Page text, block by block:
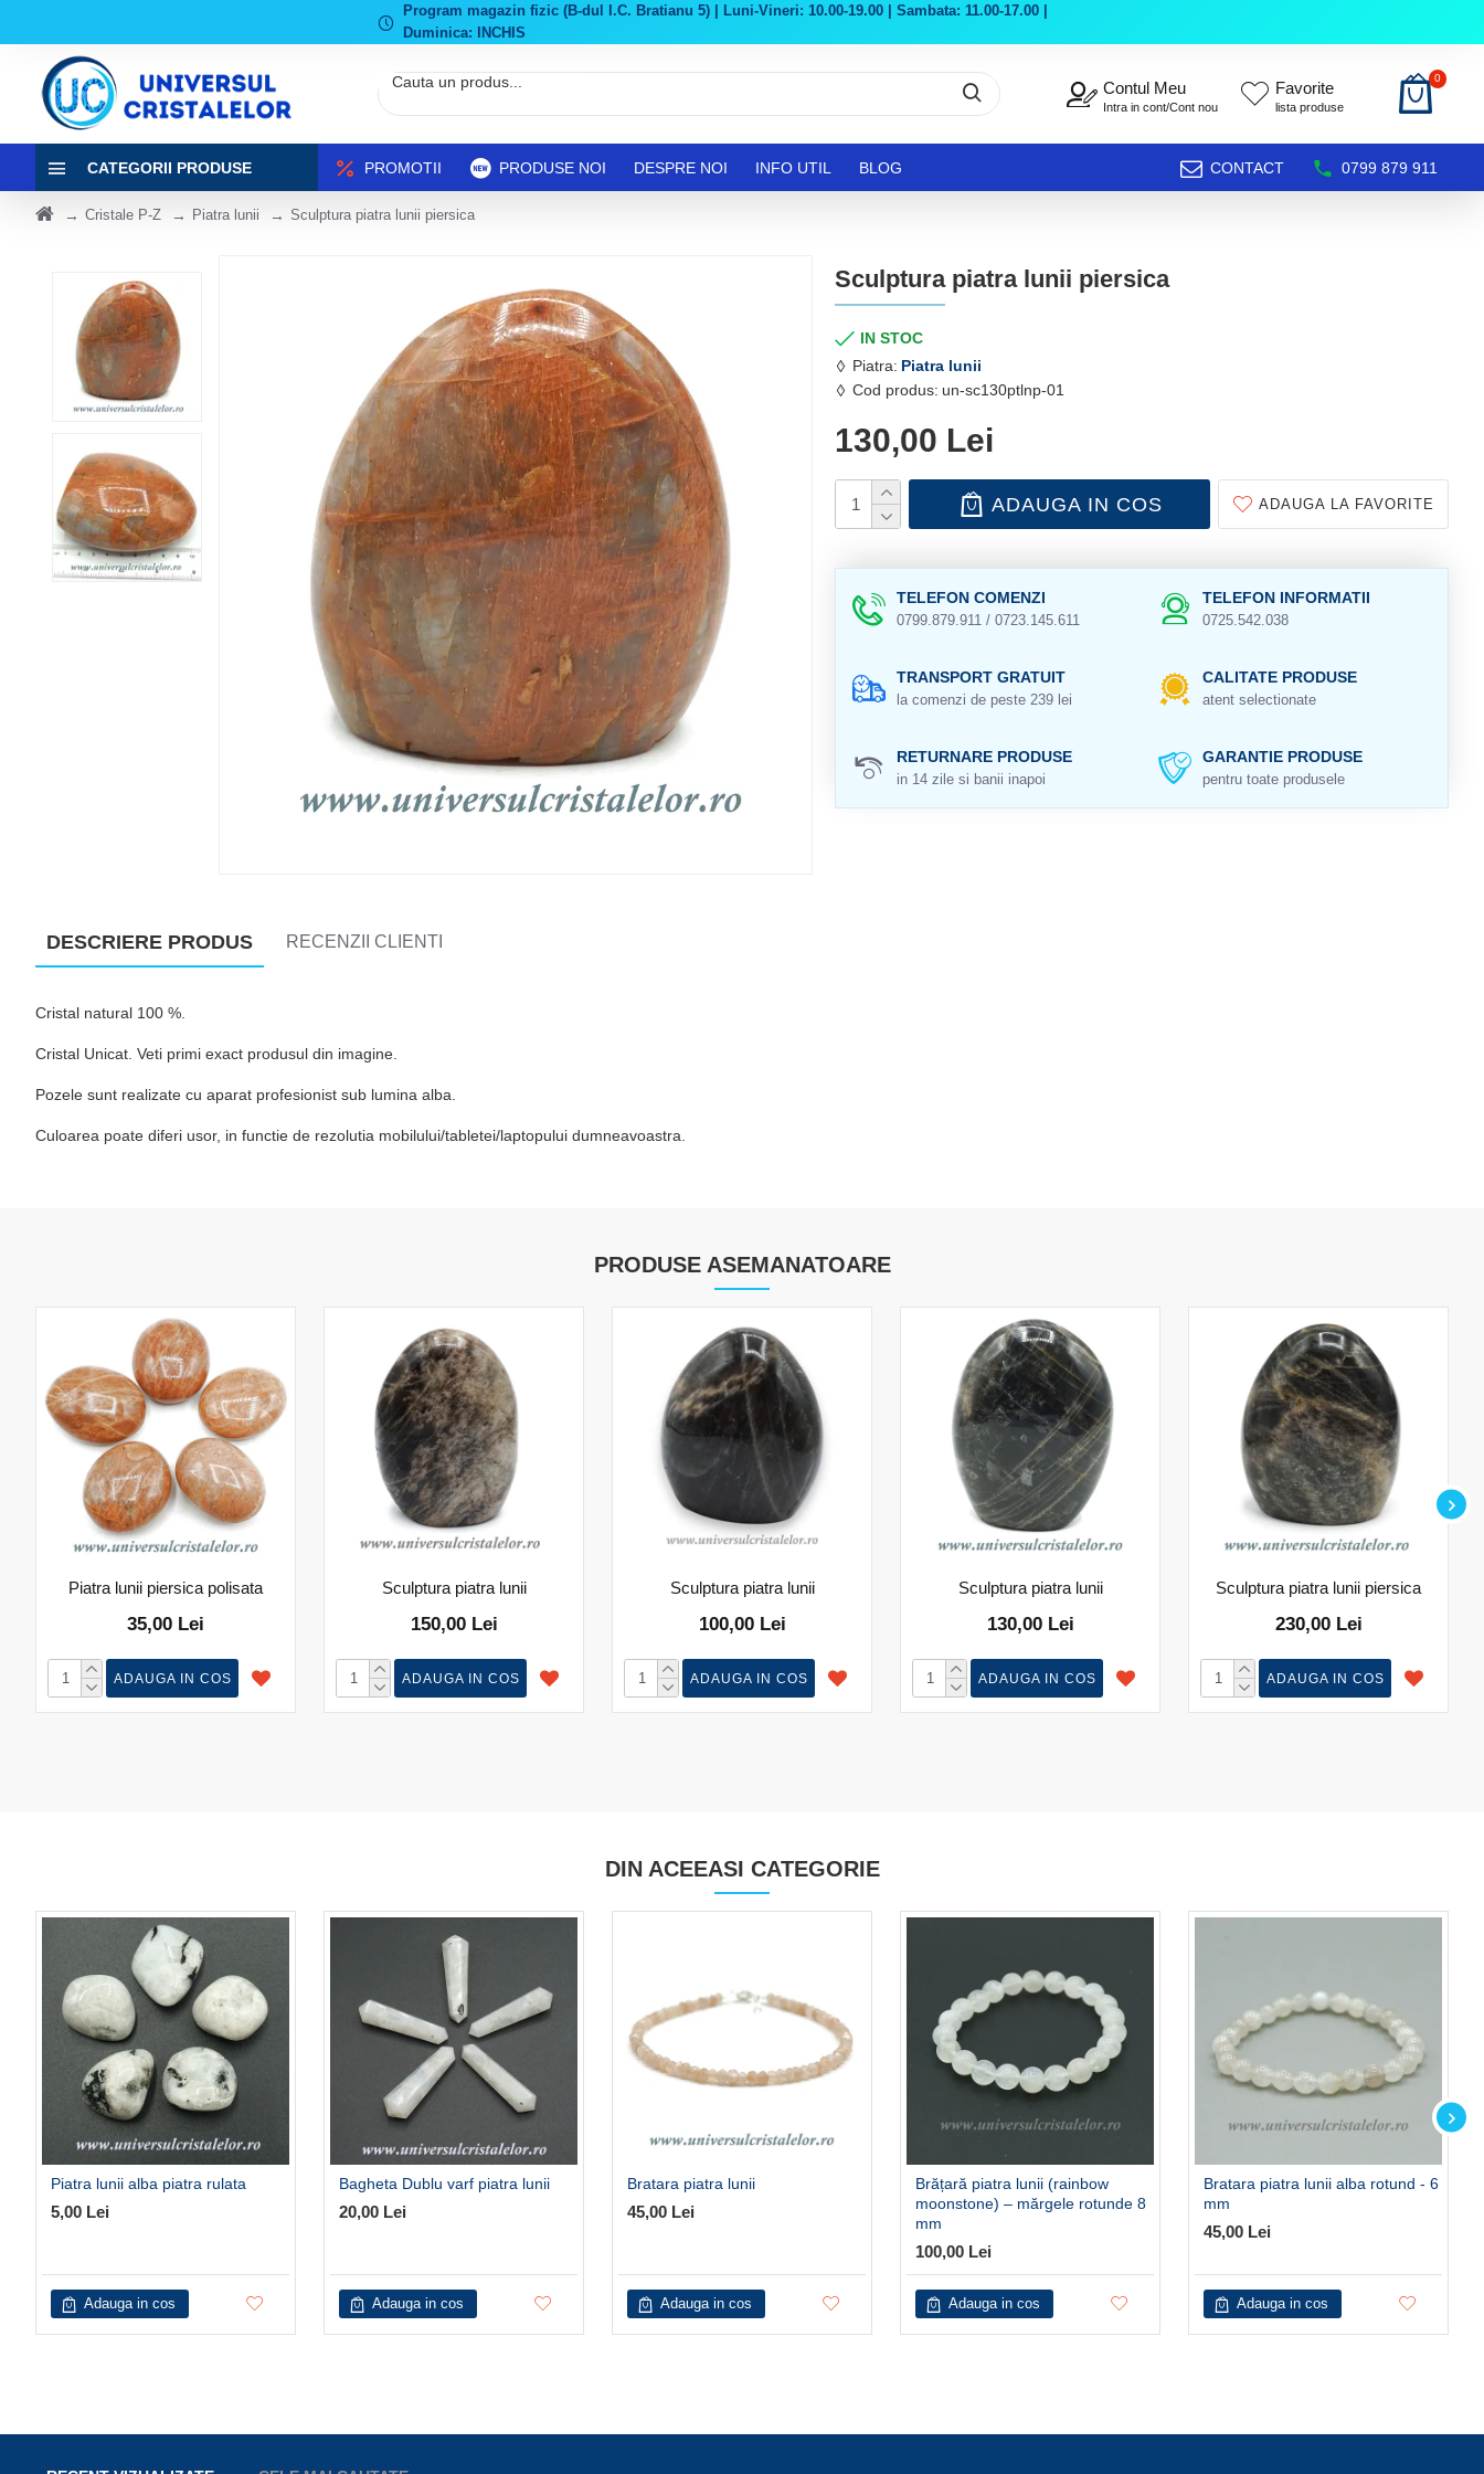
Program magazin fizic (B-dul I.C. Bratianu 5) | Luni-Vineri: 10.00-19.00 | Sambata: 11.00-17.00 |
Duminica: INCHIS
Contul Meu
Intra in cont/Cont nou
Favorite
lista produse
0
CATEGORII PRODUSE PROMOTII PRODUSE NOI DESPRE NOI INFO UTIL BLOG CONTACT 0799 879 911
Cristale P-Z Piatra lunii Sculptura piatra lunii piersica
Sculptura piatra lunii piersica
IN STOC
Piatra: Piatra lunii
Cod produs: un-sc130ptlnp-01
130,00 Lei
ADAUGA IN COS ADAUGA LA FAVORITE
TELEFON COMENZI
0799.879.911 / 0723.145.611
TELEFON INFORMATII
0725.542.038
TRANSPORT GRATUIT
la comenzi de peste 239 lei
CALITATE PRODUSE
atent selectionate
RETURNARE PRODUSE
in 14 zile si banii inapoi
GARANTIE PRODUSE
pentru toate produsele
DESCRIERE PRODUS RECENZII CLIENTI
Cristal natural 100 %.
Cristal Unicat. Veti primi exact produsul din imagine.
Pozele sunt realizate cu aparat profesionist sub lumina alba.
Culoarea poate diferi usor, in functie de rezolutia mobilului/tabletei/laptopului dumneavoastra.
PRODUSE ASEMANATOARE
Piatra lunii piersica polisata
35,00 Lei
ADAUGA IN COS
Sculptura piatra lunii
150,00 Lei
ADAUGA IN COS
Sculptura piatra lunii
100,00 Lei
ADAUGA IN COS
Sculptura piatra lunii
130,00 Lei
ADAUGA IN COS
Sculptura piatra lunii piersica
230,00 Lei
ADAUGA IN COS
DIN ACEEASI CATEGORIE
Piatra lunii alba piatra rulata
5,00 Lei
Adauga in cos
Bagheta Dublu varf piatra lunii
20,00 Lei
Adauga in cos
Bratara piatra lunii
45,00 Lei
Adauga in cos
Brățară piatra lunii (rainbow
moonstone) – mărgele rotunde 8
mm
100,00 Lei
Adauga in cos
Bratara piatra lunii alba rotund - 6
mm
45,00 Lei
Adauga in cos